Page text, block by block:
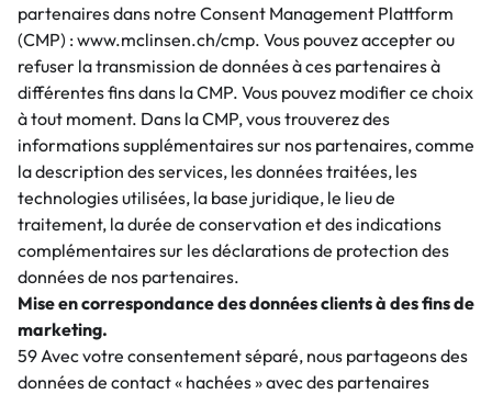
partenaires dans notre Consent Management Plattform
(CMP) : www.mclinsen.ch/cmp. Vous pouvez accepter ou
refuser la transmission de données à ces partenaires à
différentes fins dans la CMP. Vous pouvez modifier ce choix
à tout moment. Dans la CMP, vous trouverez des
informations supplémentaires sur nos partenaires, comme
la description des services, les données traitées, les
technologies utilisées, la base juridique, le lieu de
traitement, la durée de conservation et des indications
complémentaires sur les déclarations de protection des
données de nos partenaires.
Mise en correspondance des données clients à des fins de
marketing.
59 Avec votre consentement séparé, nous partageons des
données de contact « hachées » avec des partenaires